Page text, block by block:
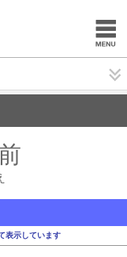
表示しています